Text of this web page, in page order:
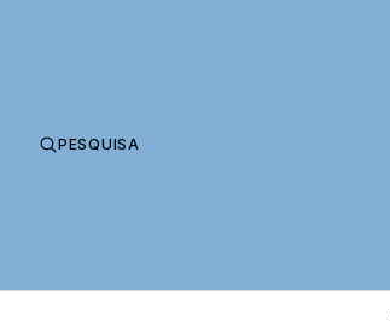
PESQUISA